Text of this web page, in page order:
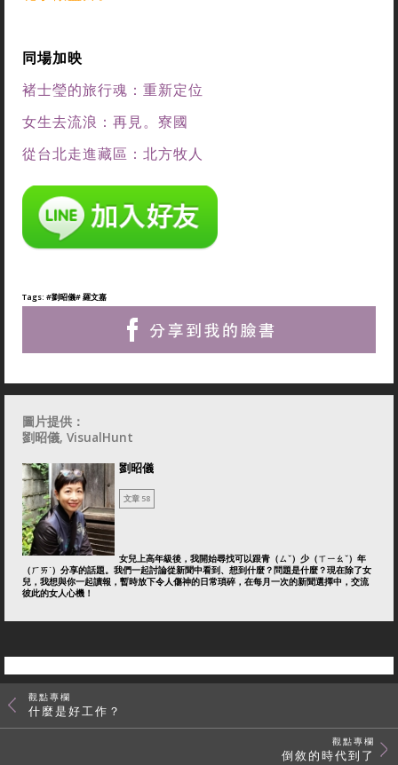
同場加映
褚士瑩的旅行魂：重新定位
女生去流浪：再見。寮國
從台北走進藏區：北方牧人
Tags: #劉昭儀# 羅文嘉
圖片提供：
劉昭儀, VisualHunt
劉昭儀
文章 58
女兒上高年級後，我開始尋找可以跟青（ㄙˇ）少（ㄒㄧㄠˇ）年
（ㄏㄞˊ）分享的話題。我們一起討論從新聞中看到、想到什麼？問題是什麼？現在除了女
兒，我想與你一起讀報，暫時放下令人傷神的日常瑣碎，在每月一次的新聞選擇中，交流
彼此的女人心機！
觀點專欄
什麼是好工作？
觀點專欄
倒敘的時代到了